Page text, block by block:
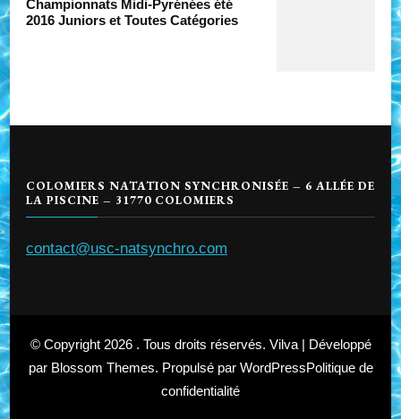
Championnats Midi-Pyrénées été
2016 Juniors et Toutes Catégories
COLOMIERS NATATION SYNCHRONISÉE – 6 ALLÉE DE
LA PISCINE – 31770 COLOMIERS
contact@usc-natsynchro.com
© Copyright 2026 . Tous droits réservés. Vilva | Développé
par Blossom Themes. Propulsé par WordPressPolitique de
confidentialité